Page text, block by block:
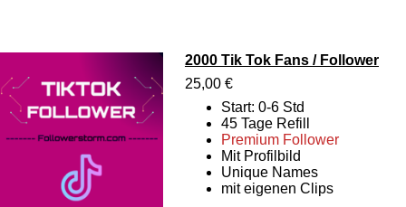
2000 Tik Tok Fans / Follower
25,00 €
Start: 0-6 Std
45 Tage Refill
Premium Follower
Mit Profilbild
Unique Names
mit eigenen Clips